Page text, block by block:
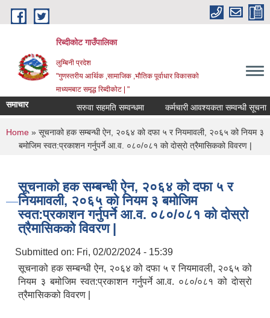
Skip to main content
रिब्दीकोट गाउँपालिका
लुम्बिनी प्रदेश
"गुणस्तरीय आर्थिक ,सामाजिक ,भौतिक पूर्वाधार विकासको
माध्यमबाट समृद्ध रिब्दीकोट | "
समाचार सरुवा सहमति सम्वन्धमा कर्मचारी आवश्यकता सम्वन्धी सूचना
You are here
Home » सूचनाको हक सम्बन्धी ऐन, २०६४ को दफा ५ र नियमावली, २०६५ को नियम ३
बमोजिम स्वत:प्रकाशन गर्नुपर्ने आ.व. ०८०/०८१ को दाेस्राे त्रैमासिकको विवरण |
सूचनाको हक सम्बन्धी ऐन, २०६४ को दफा ५ र
नियमावली, २०६५ को नियम ३ बमोजिम
स्वत:प्रकाशन गर्नुपर्ने आ.व. ०८०/०८१ को दाेस्राे
त्रैमासिकको विवरण |
Submitted on: Fri, 02/02/2024 - 15:39
सूचनाको हक सम्बन्धी ऐन, २०६४ को दफा ५ र नियमावली, २०६५ को
नियम ३ बमोजिम स्वत:प्रकाशन गर्नुपर्ने आ.व. ०८०/०८१ को दाेस्राे
त्रैमासिकको विवरण |